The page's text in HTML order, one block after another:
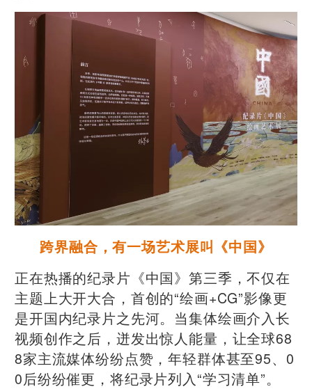
跨界融合，有一场艺术展叫《中国》
正在热播的纪录片《中国》第三季，不仅在
主题上大开大合，首创的“绘画+CG”影像更
是开国内纪录片之先河。当集体绘画介入长
视频创作之后，迸发出惊人能量，让全球68
8家主流媒体纷纷点赞，年轻群体甚至95、0
0后纷纷催更，将纪录片列入“学习清单”。